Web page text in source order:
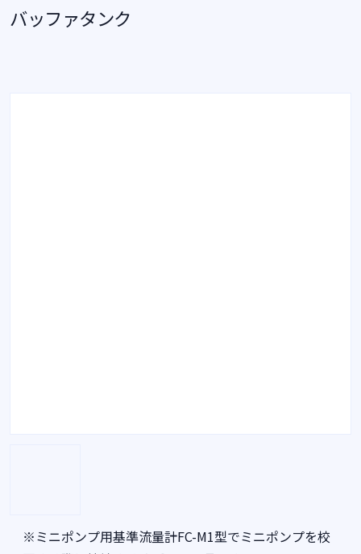
バッファタンク
※ミニポンプ用基準流量計FC-M1型でミニポンプを校